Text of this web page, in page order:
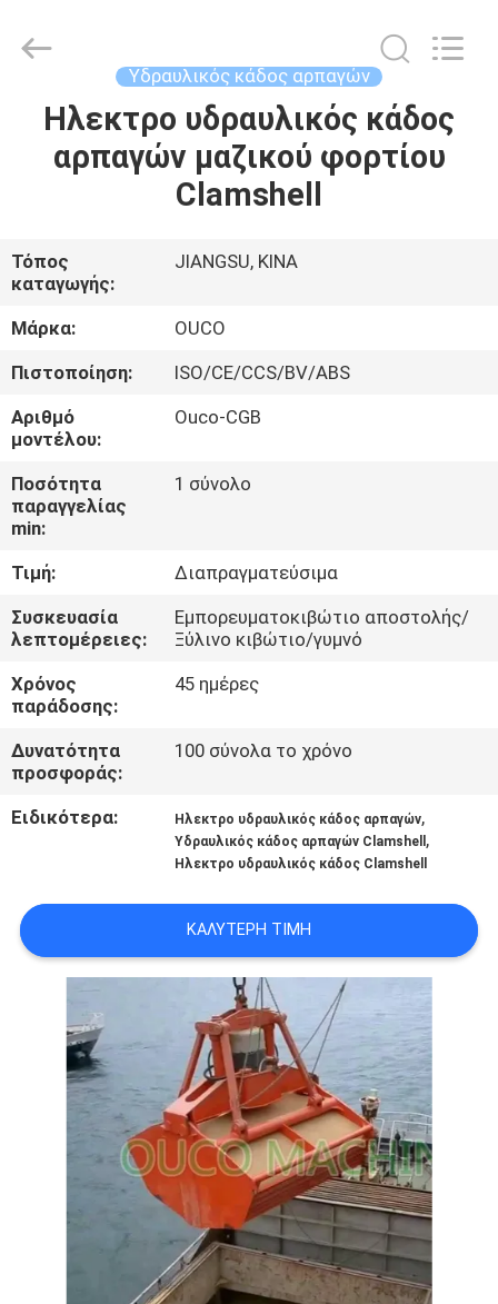
ΣΠΊΤΙ
ΒΊΝΤΕΟ
ΕΜΦΆΝΙΣΗ
VR
ΣΧΕΤΙΚΆ
ΜΕ
ΕΜΆΣ
ΕΠΙΣΚΈΨΕΙΣ
ΣΤΟ
ΕΡΓΟΣΤΆΣΙΟ
ΈΛΕΓΧΟΣ
ΠΟΙΌΤΗΤΑΣ
ΥΠΟΘΈΣΕΙΣ
CONTACT
SITEMAP
ΠΟΛΙΤΙΚΉ
ΑΠΟΡΡΉΤΟΥ
GROUP
Υδραυλικός κάδος αρπαγών
Ηλεκτρο υδραυλικός κάδος
αρπαγών μαζικού φορτίου
Clamshell
Τόπος
καταγωγής:
JIANGSU, ΚΙΝΑ
Μάρκα:
OUCO
Πιστοποίηση:
ISO/CE/CCS/BV/ABS
Αριθμό
μοντέλου:
Ouco-CGB
Ποσότητα
παραγγελίας
min:
1 σύνολο
Τιμή:
Διαπραγματεύσιμα
Συσκευασία
λεπτομέρειες:
Εμπορευματοκιβώτιο αποστολής/
Ξύλινο κιβώτιο/γυμνό
Χρόνος
παράδοσης:
45 ημέρες
Δυνατότητα
προσφοράς:
100 σύνολα το χρόνο
Ειδικότερα: Ηλεκτρο υδραυλικός κάδος αρπαγών,
Υδραυλικός κάδος αρπαγών Clamshell ,
Ηλεκτρο υδραυλικός κάδος Clamshell
ΚΑΛΎΤΕΡΗ ΤΙΜΉ